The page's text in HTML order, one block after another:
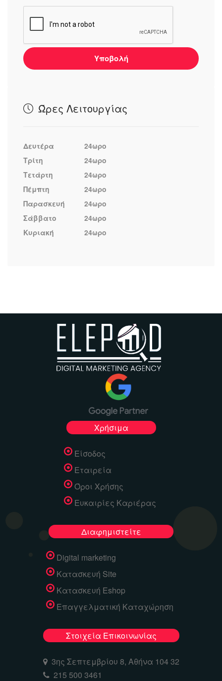
Υποβολή
Ώρες Λειτουργίας
Δευτέρα
24ωρο
Τρίτη
24ωρο
Τετάρτη
24ωρο
Πέμπτη
24ωρο
Παρασκευή
24ωρο
Σάββατο
24ωρο
Κυριακή
24ωρο
Χρήσιμα
Είσοδος
Εταιρεία
Όροι Χρήσης
Ευκαιρίες Καριέρας
Διαφημιστείτε
Digital marketing
Κατασκευή Site
Κατασκευή Eshop
Επαγγελματική Καταχώρηση
Στοιχεία Επικοινωνίας
3ης Σεπτεμβρίου 8, Αθήνα 104 32
215 500 3461